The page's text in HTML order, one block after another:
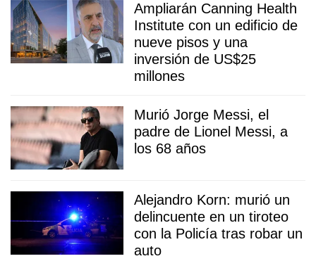
Ampliarán Canning Health
Institute con un edificio de
nueve pisos y una
inversión de US$25
millones
Murió Jorge Messi, el
padre de Lionel Messi, a
los 68 años
Alejandro Korn: murió un
delincuente en un tiroteo
con la Policía tras robar un
auto